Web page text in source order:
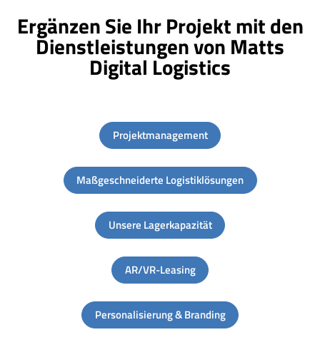
Ergänzen Sie Ihr Projekt mit den
Dienstleistungen von Matts
Digital Logistics
Projektmanagement
Maßgeschneiderte Logistiklösungen
Unsere Lagerkapazität
AR/VR-Leasing
Personalisierung & Branding